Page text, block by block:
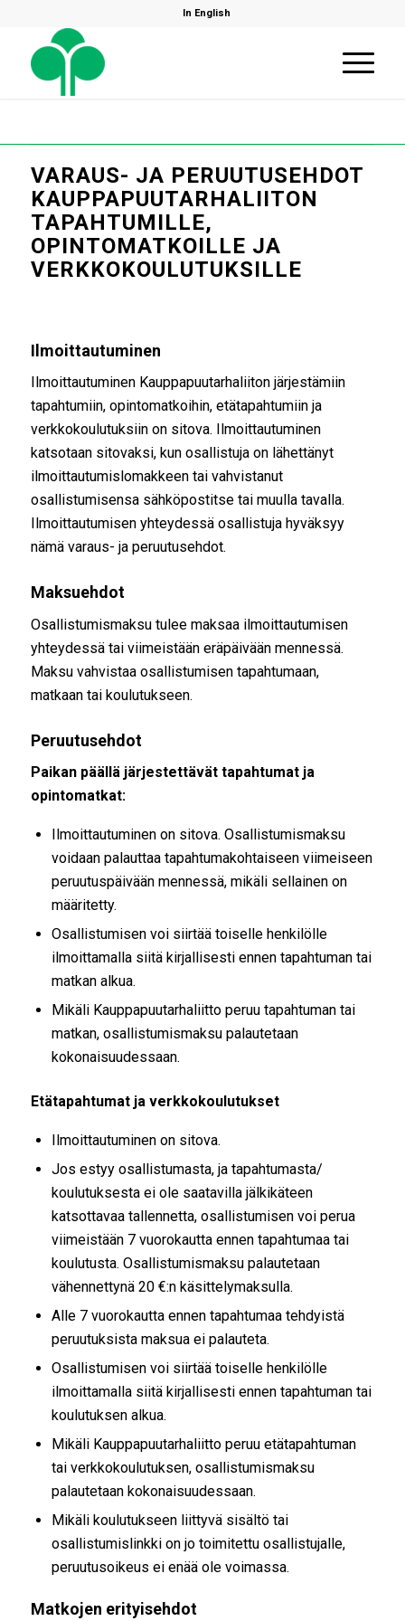
In English
VARAUS- JA PERUUTUSEHDOT
KAUPPAPUUTARHALIITON
TAPAHTUMILLE,
OPINTOMATKOILLE JA
VERKKOKOULUTUKSILLE
Ilmoittautuminen
Ilmoittautuminen Kauppapuutarhaliiton järjestämiin
tapahtumiin, opintomatkoihin, etätapahtumiin ja
verkkokoulutuksiin on sitova. Ilmoittautuminen
katsotaan sitovaksi, kun osallistuja on lähettänyt
ilmoittautumislomakkeen tai vahvistanut
osallistumisensa sähköpostitse tai muulla tavalla.
Ilmoittautumisen yhteydessä osallistuja hyväksyy
nämä varaus- ja peruutusehdot.
Maksuehdot
Osallistumismaksu tulee maksaa ilmoittautumisen
yhteydessä tai viimeistään eräpäivään mennessä.
Maksu vahvistaa osallistumisen tapahtumaan,
matkaan tai koulutukseen.
Peruutusehdot
Paikan päällä järjestettävät tapahtumat ja
opintomatkat:
Ilmoittautuminen on sitova. Osallistumismaksu
voidaan palauttaa tapahtumakohtaiseen viimeiseen
peruutuspäivään mennessä, mikäli sellainen on
määritetty.
Osallistumisen voi siirtää toiselle henkilölle
ilmoittamalla siitä kirjallisesti ennen tapahtuman tai
matkan alkua.
Mikäli Kauppapuutarhaliitto peruu tapahtuman tai
matkan, osallistumismaksu palautetaan
kokonaisuudessaan.
Etätapahtumat ja verkkokoulutukset
Ilmoittautuminen on sitova.
Jos estyy osallistumasta, ja tapahtumasta/
koulutuksesta ei ole saatavilla jälkikäteen
katsottavaa tallennetta, osallistumisen voi perua
viimeistään 7 vuorokautta ennen tapahtumaa tai
koulutusta. Osallistumismaksu palautetaan
vähennettynä 20 €:n käsittelymaksulla.
Alle 7 vuorokautta ennen tapahtumaa tehdyistä
peruutuksista maksua ei palauteta.
Osallistumisen voi siirtää toiselle henkilölle
ilmoittamalla siitä kirjallisesti ennen tapahtuman tai
koulutuksen alkua.
Mikäli Kauppapuutarhaliitto peruu etätapahtuman
tai verkkokoulutuksen, osallistumismaksu
palautetaan kokonaisuudessaan.
Mikäli koulutukseen liittyvä sisältö tai
osallistumislinkki on jo toimitettu osallistujalle,
peruutusoikeus ei enää ole voimassa.
Matkojen erityisehdot